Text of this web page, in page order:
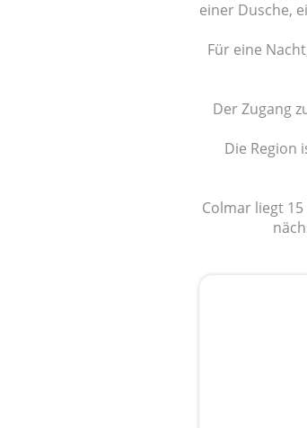
einer Dusche,
Für eine
Der Zugang
Die Region
Colmar liegt